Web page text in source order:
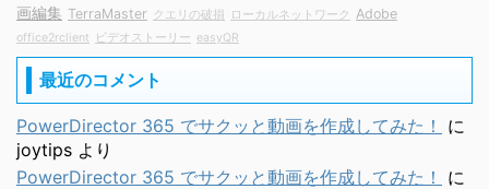
画編集 TerraMaster クエリの破損 ローカルネットワーク Adobe
office2rclient ビデオストーリー easyQR
最近のコメント
PowerDirector 365 でサクッと動画を作成してみた！
に
joytips より
PowerDirector 365 でサクッと動画を作成してみた！
に